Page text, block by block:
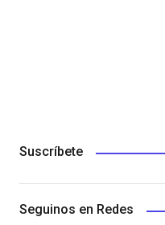
Suscríbete
Seguinos en Redes